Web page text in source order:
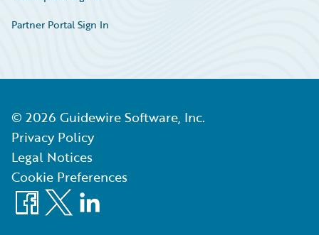
Partner Portal Sign In
© 2026 Guidewire Software, Inc.
Privacy Policy
Legal Notices
Cookie Preferences
Facebook
X LinkedIn